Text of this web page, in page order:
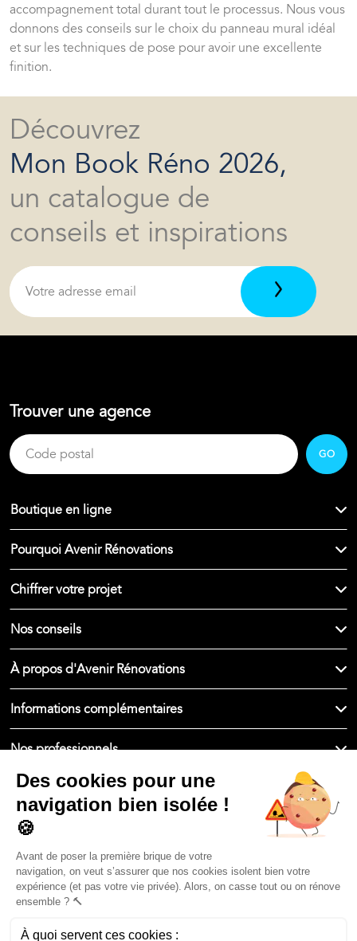
accompagnement total durant tout le processus. Nous vous
donnons des conseils sur le choix du panneau mural idéal
et sur les techniques de pose pour avoir une excellente
finition.
Découvrez
Mon Book Réno 2026,
un catalogue de
conseils et inspirations
Trouver une agence
GO
Boutique en ligne
Pourquoi Avenir Rénovations
Chiffrer votre projet
Nos conseils
À propos d'Avenir Rénovations
Informations complémentaires
Nos professionnels
🇫🇷 France